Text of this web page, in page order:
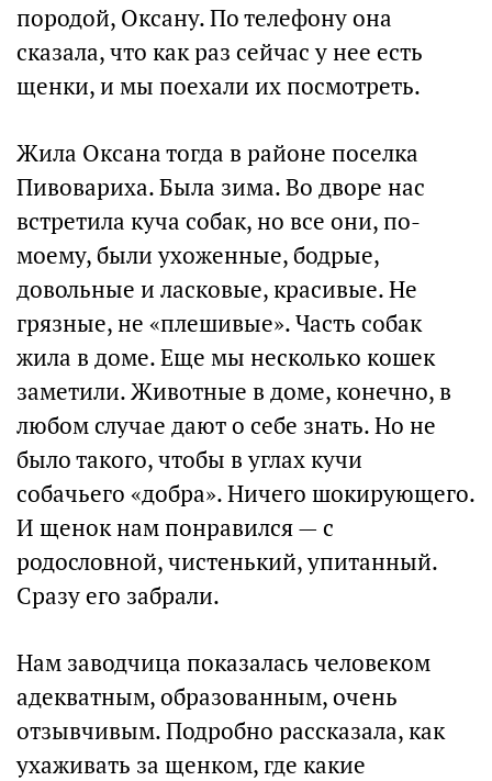
породой, Оксану. По телефону она
сказала, что как раз сейчас у нее есть
щенки, и мы поехали их посмотреть.
Жила Оксана тогда в районе поселка
Пивовариха. Была зима. Во дворе нас
встретила куча собак, но все они, по-
моему, были ухоженные, бодрые,
довольные и ласковые, красивые. Не
грязные, не «плешивые». Часть собак
жила в доме. Еще мы несколько кошек
заметили. Животные в доме, конечно, в
любом случае дают о себе знать. Но не
было такого, чтобы в углах кучи
собачьего «добра». Ничего шокирующего.
И щенок нам понравился — с
родословной, чистенький, упитанный.
Сразу его забрали.
Нам заводчица показалась человеком
адекватным, образованным, очень
отзывчивым. Подробно рассказала, как
ухаживать за щенком, где какие